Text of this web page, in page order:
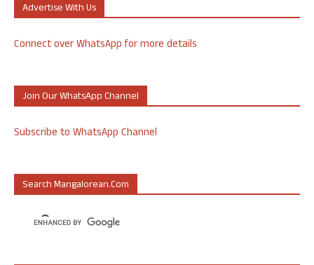
Advertise With Us
Connect over WhatsApp for more details
Join Our WhatsApp Channel
Subscribe to WhatsApp Channel
Search Mangalorean.com